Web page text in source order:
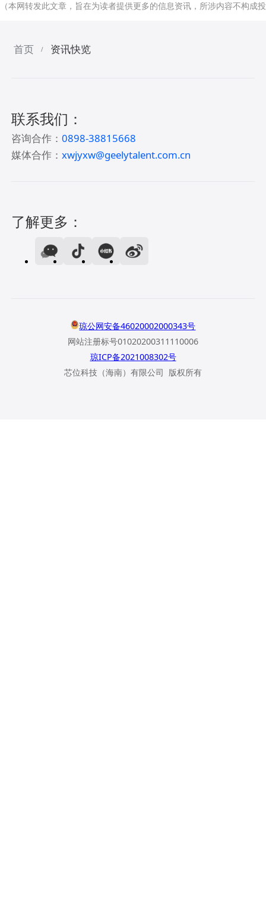
（本网转发此文章，旨在为读者提供更多的信息资讯，所涉内容不构
首页 / 资讯快览
联系我们：
咨询合作：0898-38815668
媒体合作：xwjyxw@geelytalent.com.cn
了解更多：
琼公网安备46020002000343号
网站注册标号01020200311110006
琼ICP备2021008302号
芯位科技（海南）有限公司 版权所有